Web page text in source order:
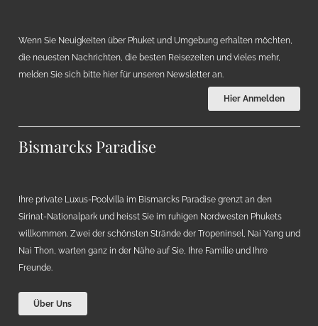
Wenn Sie Neuigkeiten über Phuket und Umgebung erhalten möchten,
die neuesten Nachrichten, die besten Reisezeiten und vieles mehr,
melden Sie sich bitte hier für unseren Newsletter an.
Hier Anmelden
Bismarcks Paradise
Ihre private Luxus-Poolvilla im Bismarcks Paradise grenzt an den
Sirinat-Nationalpark und heisst Sie im ruhigen Nordwesten Phukets
willkommen. Zwei der schönsten Strände der Tropeninsel, Nai Yang und
Nai Thon, warten ganz in der Nähe auf Sie, Ihre Familie und Ihre
Freunde.
Über Uns